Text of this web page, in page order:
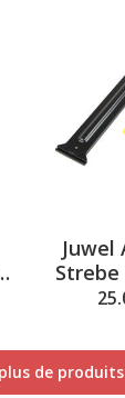
Juwel
Strebe
de produits